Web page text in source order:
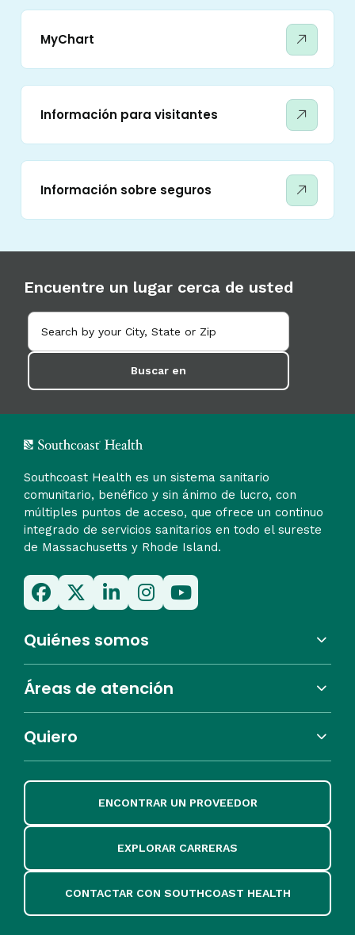
MyChart
Información para visitantes
Información sobre seguros
Encuentre un lugar cerca de usted
Buscar en
Southcoast Health es un sistema sanitario
comunitario, benéfico y sin ánimo de lucro, con
múltiples puntos de acceso, que ofrece un continuo
integrado de servicios sanitarios en todo el sureste
de Massachusetts y Rhode Island.
Quiénes somos
Áreas de atención
Quiero
ENCONTRAR UN PROVEEDOR
EXPLORAR CARRERAS
CONTACTAR CON SOUTHCOAST HEALTH